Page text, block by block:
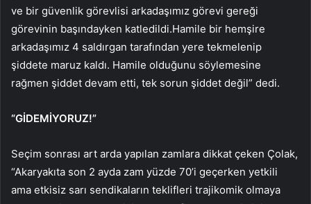
ve bir güvenlik görevlisi arkadaşımız görevi gereği
görevinin başındayken katledildi.Hamile bir hemşire
arkadaşımız 4 saldırgan tarafından yere tekmelenip
şiddete maruz kaldı. Hamile olduğunu söylemesine
rağmen şiddet devam etti, tek sorun şiddet değil” dedi.
“GİDEMİYORUZ!”
Seçim sonrası art arda yapılan zamlara dikkat çeken Çolak,
“Akaryakıta son 2 ayda zam yüzde 70’i geçerken yetkili
ama etkisiz sarı sendikaların teklifleri trajikomik olmaya